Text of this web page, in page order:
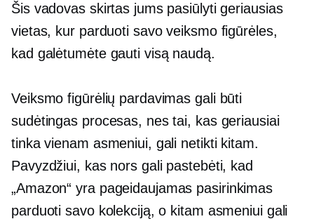
Šis vadovas skirtas jums pasiūlyti geriausias
vietas, kur parduoti savo veiksmo figūrėles,
kad galėtumėte gauti visą naudą.
Veiksmo figūrėlių pardavimas gali būti
sudėtingas procesas, nes tai, kas geriausiai
tinka vienam asmeniui, gali netikti kitam.
Pavyzdžiui, kas nors gali pastebėti, kad
„Amazon“ yra pageidaujamas pasirinkimas
parduoti savo kolekciją, o kitam asmeniui gali